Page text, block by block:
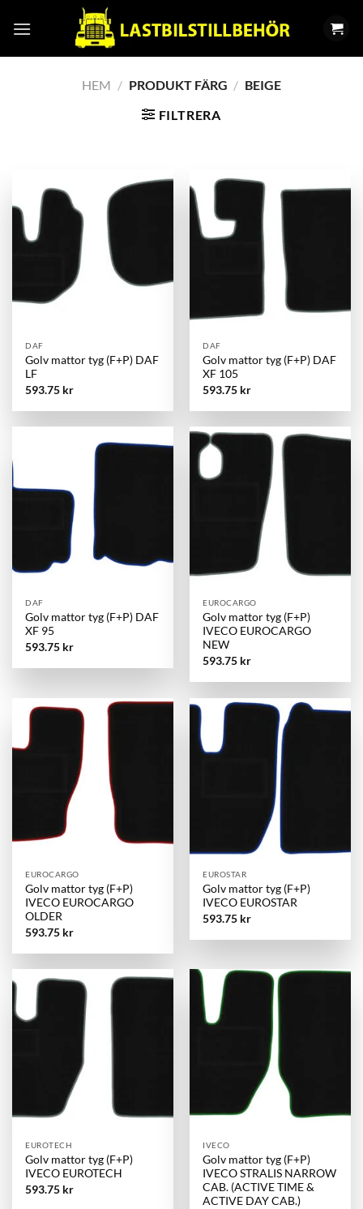
HEM / PRODUKT FÄRG / BEIGE
FILTRERA
DAF
Golv mattor tyg (F+P) DAF
LF
593.75 kr
DAF
Golv mattor tyg (F+P) DAF
XF 105
593.75 kr
DAF
Golv mattor tyg (F+P) DAF
XF 95
593.75 kr
EUROCARGO
Golv mattor tyg (F+P)
IVECO EUROCARGO
NEW
593.75 kr
EUROCARGO
Golv mattor tyg (F+P)
IVECO EUROCARGO
OLDER
593.75 kr
EUROSTAR
Golv mattor tyg (F+P)
IVECO EUROSTAR
593.75 kr
EUROTECH
Golv mattor tyg (F+P)
IVECO EUROTECH
593.75 kr
IVECO
Golv mattor tyg (F+P)
IVECO STRALIS NARROW
CAB. (ACTIVE TIME &
ACTIVE DAY CAB.)